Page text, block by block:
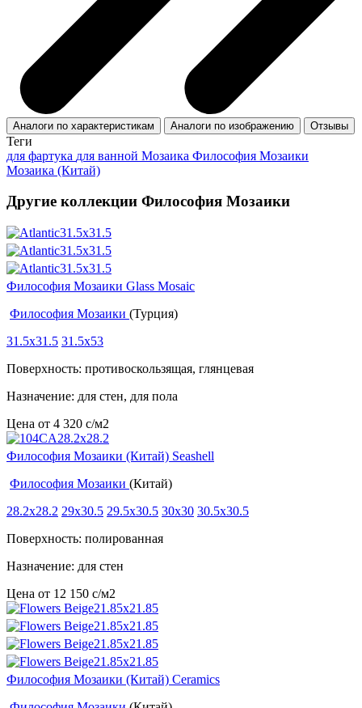
Аналоги по характеристикам Аналоги по изображению Отзывы
Теги
для фартука для ванной Мозаика Философия Мозаики
Мозаика (Китай)
Другие коллекции Философия Мозаики
Философия Мозаики Glass Mosaic
Философия Мозаики (Турция)
31.5x31.5 31.5x53
Поверхность: противоскользящая, глянцевая
Назначение: для стен, для пола
Цена от 4 320 c/м2
Философия Мозаики (Китай) Seashell
Философия Мозаики (Китай)
28.2x28.2 29x30.5 29.5x30.5 30x30 30.5x30.5
Поверхность: полированная
Назначение: для стен
Цена от 12 150 c/м2
Философия Мозаики (Китай) Ceramics